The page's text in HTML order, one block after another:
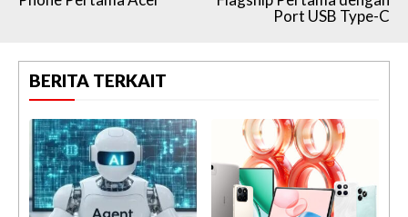
Port USB Type-C
BERITA TERKAIT